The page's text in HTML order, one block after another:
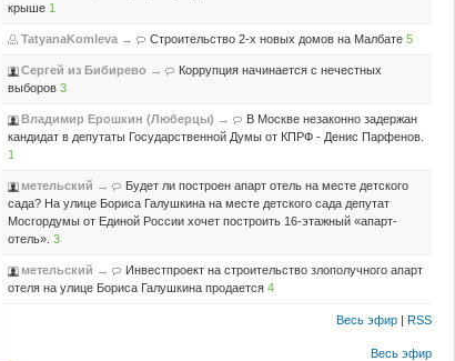
крыше 1
TatyanaKomleva→ Строительство 2-х новых домов на Малбате 5
Сергей из Бибирево →
Коррупция начинается с нечестных
выборов 3
Владимир Ерошкин (Люберцы) →
В Москве незаконно задержан
кандидат в депутаты Государственной Думы от КПРФ - Денис Парфенов.
1
метельский →
Будет ли построен апарт отель на месте детского
сада? На улице Бориса Галушкина на месте детского сада депутат
Мосгордумы от Единой России хочет построить 16-этажный «апарт-
отель». 3
метельский →
Инвестпроект на строительство злополучного апарт
отеля на улице Бориса Галушкина продается 4
Весь эфир| RSS
Весь эфир